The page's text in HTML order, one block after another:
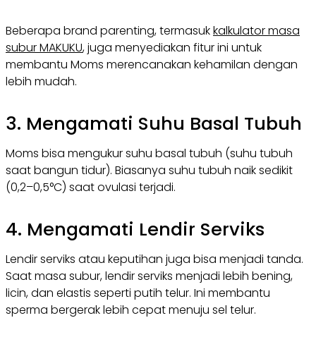
Beberapa brand parenting, termasukkalkulator masa
subur MAKUKU, juga menyediakan fitur ini untuk
membantu Moms merencanakan kehamilan dengan
lebih mudah.
3. Mengamati Suhu Basal Tubuh
Moms bisa mengukur suhu basal tubuh (suhu tubuh
saat bangun tidur). Biasanya suhu tubuh naik sedikit
(0,2–0,5°C) saat ovulasi terjadi.
4. Mengamati Lendir Serviks
Lendir serviks atau keputihan juga bisa menjadi tanda.
Saat masa subur, lendir serviks menjadi lebih bening,
licin, dan elastis seperti putih telur. Ini membantu
sperma bergerak lebih cepat menuju sel telur.